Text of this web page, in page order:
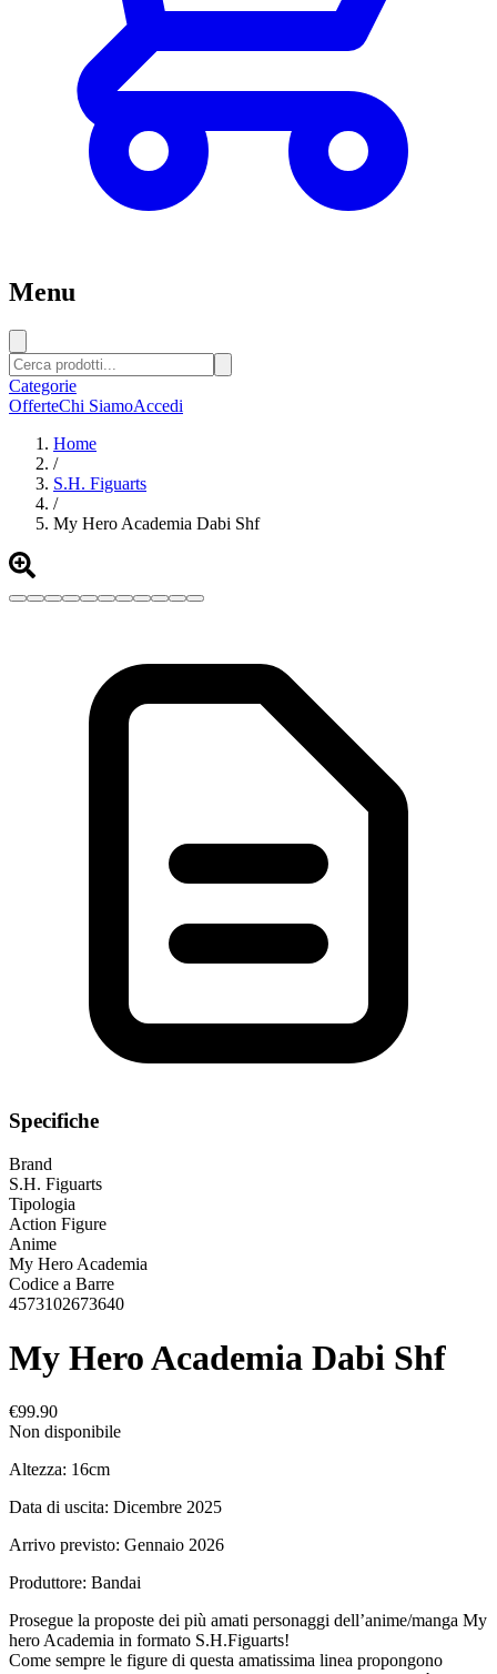
Menu
Categorie
OfferteChi SiamoAccedi
Home
/
S.H. Figuarts
/
My Hero Academia Dabi Shf
Specifiche
Brand
S.H. Figuarts
Tipologia
Action Figure
Anime
My Hero Academia
Codice a Barre
4573102673640
My Hero Academia Dabi Shf
€99.90
Non disponibile
Altezza: 16cm
Data di uscita: Dicembre 2025
Arrivo previsto: Gennaio 2026
Produttore: Bandai
Prosegue la proposte dei più amati personaggi dell’anime/manga My
hero Academia in formato S.H.Figuarts!
Come sempre le figure di questa amatissima linea propongono